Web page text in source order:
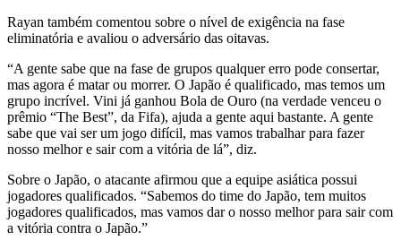
Rayan também comentou sobre o nível de exigência na fase
eliminatória e avaliou o adversário das oitavas.
“A gente sabe que na fase de grupos qualquer erro pode consertar,
mas agora é matar ou morrer. O Japão é qualificado, mas temos um
grupo incrível. Vini já ganhou Bola de Ouro (na verdade venceu o
prêmio “The Best”, da Fifa), ajuda a gente aqui bastante. A gente
sabe que vai ser um jogo difícil, mas vamos trabalhar para fazer
nosso melhor e sair com a vitória de lá”, diz.
Sobre o Japão, o atacante afirmou que a equipe asiática possui
jogadores qualificados. “Sabemos do time do Japão, tem muitos
jogadores qualificados, mas vamos dar o nosso melhor para sair com
a vitória contra o Japão.”